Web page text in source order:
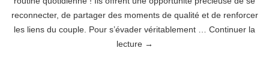
reconnecter, de partager des moments de qualité et de renforcer
les liens du couple. Pour s’évader véritablement … Continuer la
lecture →